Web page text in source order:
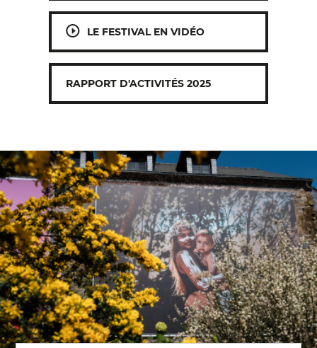
LE FESTIVAL EN VIDÉO
RAPPORT D'ACTIVITÉS 2025